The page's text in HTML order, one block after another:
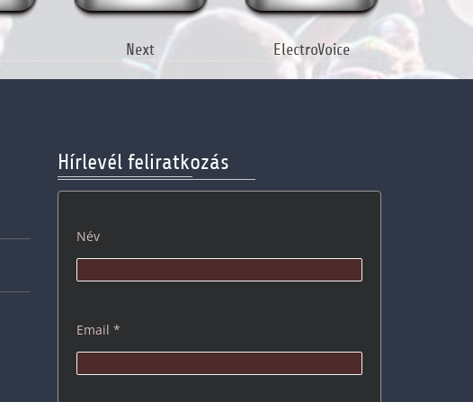
Next ElectroVoice
Hírlevél feliratkozás
Név
Email *